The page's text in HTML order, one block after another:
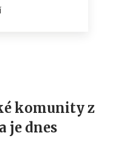
komunity z
je dnes